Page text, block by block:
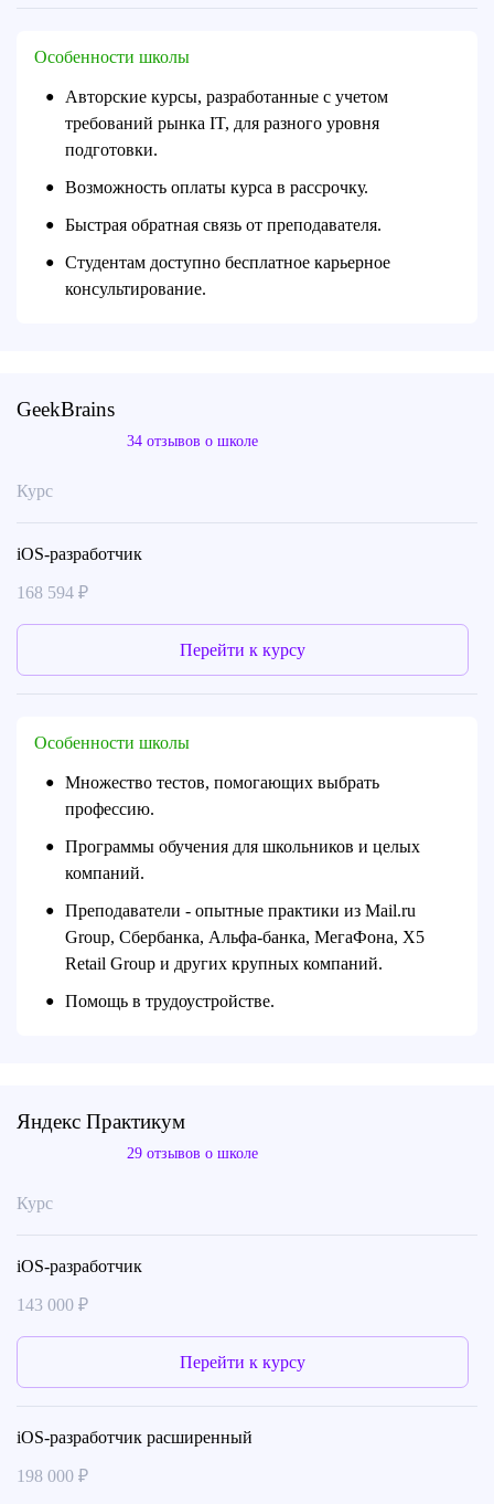
Особенности школы
●
Авторские курсы, разработанные с учетом
требований рынка IT, для разного уровня
подготовки.
● Возможность оплаты курса в рассрочку.
● Быстрая обратная связь от преподавателя.
●
Студентам доступно бесплатное карьерное
консультирование.
GeekBrains
34 отзывов о школе
Курс
iOS-разработчик
168 594 ₽
Перейти к курсу
Особенности школы
●
Множество тестов, помогающих выбрать
профессию.
●
Программы обучения для школьников и целых
компаний.
●
Преподаватели - опытные практики из Mail.ru
Group, Сбербанка, Альфа-банка, МегаФона, X5
Retail Group и других крупных компаний.
● Помощь в трудоустройстве.
Яндекс Практикум
29 отзывов о школе
Курс
iOS-разработчик
143 000 ₽
Перейти к курсу
iOS-разработчик расширенный
198 000 ₽